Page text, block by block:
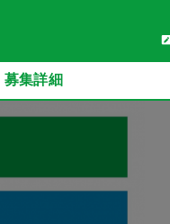
募集詳細